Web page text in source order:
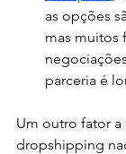
as opções
mas muitos
parceria é
Um outro fator a
dropshipping